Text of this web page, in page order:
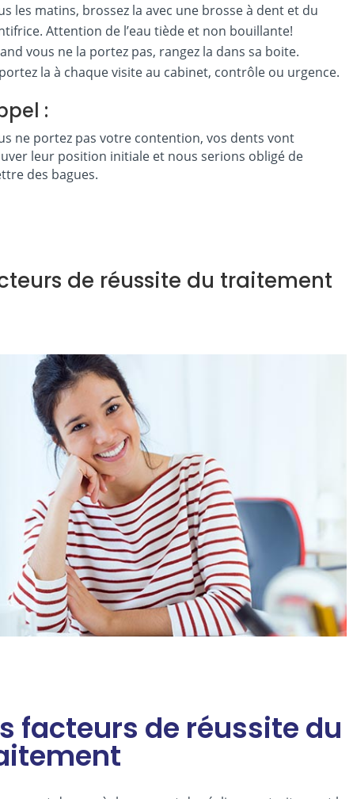
les matins, brossez la avec une brosse à dent et du
Attention de l’eau tiède et non bouillante!
vous ne la portez pas, rangez la dans sa boite.
la à chaque visite au cabinet, contrôle ou urgence.
:
ne portez pas votre contention, vos dents vont
leur position initiale et nous serions obligé de
des bagues.
de réussite du traitement
facteurs de réussite du